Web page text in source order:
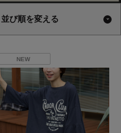
並び順を変える
NEW